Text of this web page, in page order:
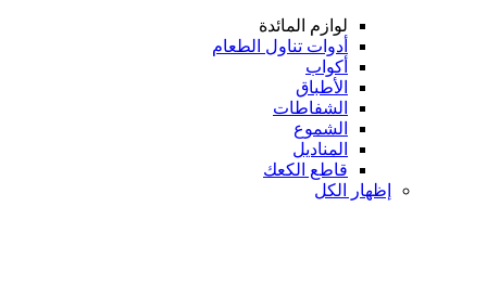
لوازم المائدة
أدوات تناول الطعام
أكواب
الأطباق
الشفاطات
الشموع
المناديل
قاطع الكعك
إظهار الكل